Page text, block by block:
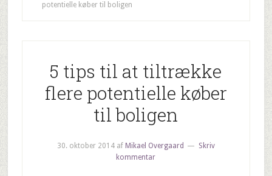
potentielle køber til boligen
5 tips til at tiltrække
flere potentielle køber
til boligen
30. oktober 2014af Mikael Overgaard
Skriv
kommentar